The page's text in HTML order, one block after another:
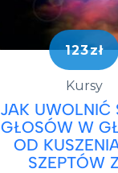
123zł
Kursy
JAK UWOLNIĆ
GŁOSÓW W
OD
SZEPTÓW